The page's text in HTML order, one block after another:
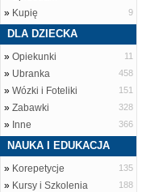
» Kupię 9
DLA DZIECKA
» Opiekunki 11
» Ubranka 458
» Wózki i Foteliki 151
» Zabawki 328
» Inne 366
NAUKA I EDUKACJA
» Korepetycje 135
» Kursy i Szkolenia 188